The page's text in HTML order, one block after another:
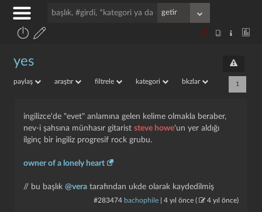
yes
paylaş araştır filtrele kategori bkzlar 1
ingilizce'de "evet" anlamına gelen kelime olmakla beraber,
nev-i şahsına münhasır gitarist steve howe'un yer aldığı
ilginç bir ingiliz progresif rock grubu.
owner of a lonely heart
// bu başlık @vera tarafından ukde olarak kaydedilmiş
#283474 bachophile 4 yıl önce ( 4 yıl önce)